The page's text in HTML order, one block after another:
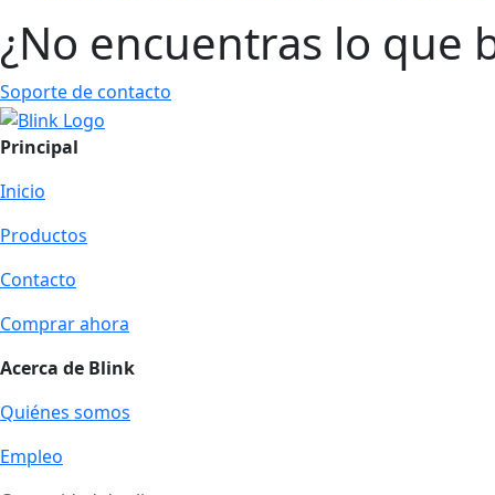
¿No encuentras lo que
Soporte de contacto
Principal
Inicio
Productos
Contacto
Comprar ahora
Acerca de Blink
Quiénes somos
Empleo